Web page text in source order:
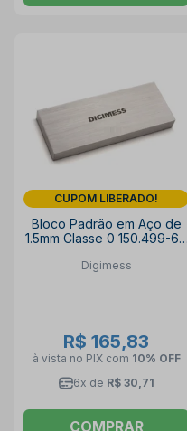
CUPOM LIBERADO!
Bloco Padrão em Aço de
1.5mm Classe 0 150.499-60
DIGIMESS
Digimess
R$ 165,83
à vista no PIX com 10% OFF
6x de R$ 30,71
COMPRAR